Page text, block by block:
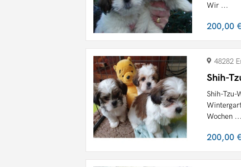
Wir ...
200,00
48282
Shih-
Shih-Tzu-
Wochen ...
200,00